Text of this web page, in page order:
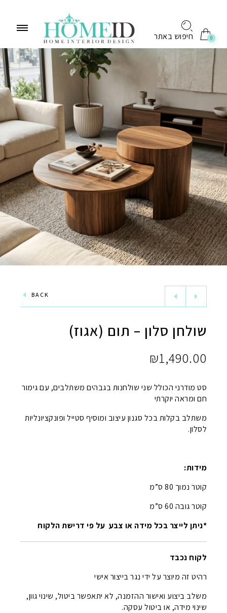
חיפוש באתר 0
BACK
שולחן סלון – תום (אגוז)
₪1,490.00
סט מודרני הכולל שני שולחנות בגבהים משתלבים, עם גימור
חם ומראה יוקרתי
משתלב בקלות בכל סגנון עיצוב ומוסיף סטייל ופונקציונליות
לסלון.
מידות:
קוטר נמוך 80 ס”מ
קוטר גובה 60 ס”מ
*ניתן לייצר בכל מידה או צבע על פי דרישת הלקוח
לקוח נכבד
רהיט זה מיוצר על ידי נגר בייצור אישי
משלב ביצוע ואישור ההזמנה, לא יתאפשר ביטול, שינוי גוון,
שינוי מידה, או ביטול עסקה.